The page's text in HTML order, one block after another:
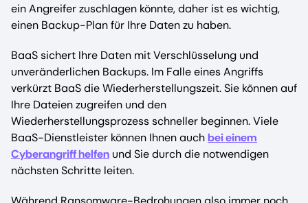
ein Angreifer zuschlagen könnte, daher ist es wichtig,
einen Backup-Plan für Ihre Daten zu haben.
BaaS sichert Ihre Daten mit Verschlüsselung und
unveränderlichen Backups. Im Falle eines Angriffs
verkürzt BaaS die Wiederherstellungszeit. Sie können auf
Ihre Dateien zugreifen und den
Wiederherstellungsprozess schneller beginnen. Viele
BaaS-Dienstleister können Ihnen auchbei einem
Cyberangriff helfen und Sie durch die notwendigen
nächsten Schritte leiten.